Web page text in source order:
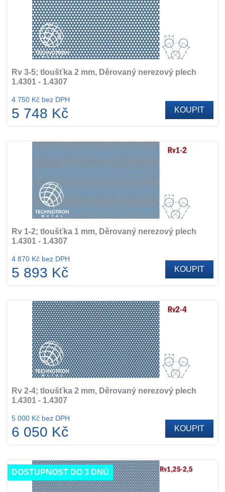
Rv 3-5; tloušťka 2 mm, Děrovaný nerezový plech
1.4301 - 1.4307
4 750 Kč bez DPH
5 748 Kč KOUPIT
Rv 1-2; tloušťka 1 mm, Děrovaný nerezový plech
1.4301 - 1.4307
4 870 Kč bez DPH
5 893 Kč KOUPIT
Rv 2-4; tloušťka 2 mm, Děrovaný nerezový plech
1.4301 - 1.4307
5 000 Kč bez DPH
6 050 Kč KOUPIT
DOSTUPNOST DO 3 DNŮ